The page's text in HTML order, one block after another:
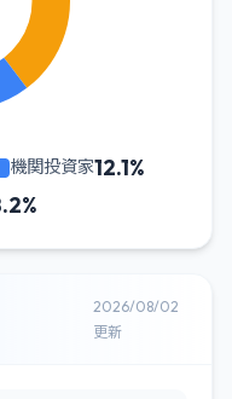
機関投資家12.1%
2026/08/02
更新